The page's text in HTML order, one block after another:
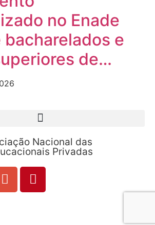
no Enade
e
de…
Nacional das
Privadas